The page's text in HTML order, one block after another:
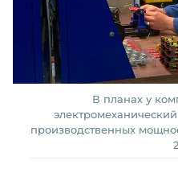
В планах у
производственных